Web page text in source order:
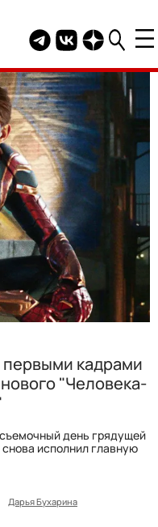
Telegram канал
Группа HELLO
Канал
кадрами
"Человека-
день грядущей
исполнил главную
Дарья Бухарина